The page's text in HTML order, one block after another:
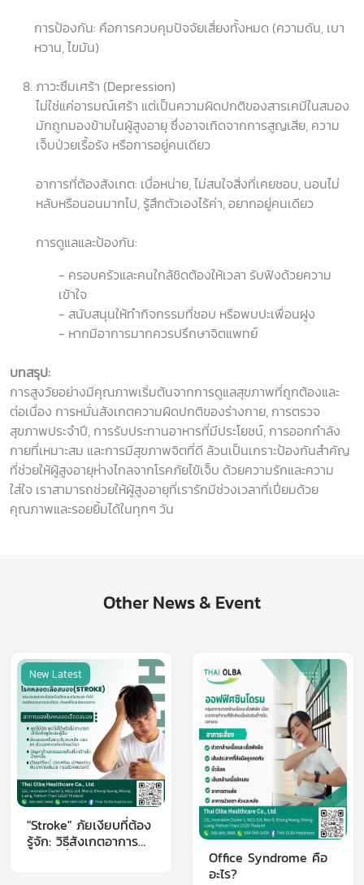
การป้องกัน: คือการควบคุมปัจจัยเสี่ยงทั้งหมด (ความดัน, เบา
หวาน, ไขมัน)
ภาวะซึมเศร้า (Depression)
ไม่ใช่แค่อารมณ์เศร้า แต่เป็นความผิดปกติของสารเคมีในสมอง
มักถูกมองข้ามในผู้สูงอายุ ซึ่งอาจเกิดจากการสูญเสีย, ความ
เจ็บป่วยเรื้อรัง หรือการอยู่คนเดียว
อาการที่ต้องสังเกต: เบื่อหน่าย, ไม่สนใจสิ่งที่เคยชอบ, นอนไม่
หลับหรือนอนมากไป, รู้สึกตัวเองไร้ค่า, อยากอยู่คนเดียว
การดูแลและป้องกัน:
- ครอบครัวและคนใกล้ชิดต้องให้เวลา รับฟังด้วยความ
เข้าใจ
- สนับสนุนให้ทำกิจกรรมที่ชอบ หรือพบปะเพื่อนฝูง
- หากมีอาการมากควรปรึกษาจิตแพทย์
บทสรุป:
การสูงวัยอย่างมีคุณภาพเริ่มต้นจากการดูแลสุขภาพที่ถูกต้องและ
ต่อเนื่อง การหมั่นสังเกตความผิดปกติของร่างกาย, การตรวจ
สุขภาพประจำปี, การรับประทานอาหารที่มีประโยชน์, การออกกำลัง
กายที่เหมาะสม และการมีสุขภาพจิตที่ดี ล้วนเป็นเกราะป้องกันสำคัญ
ที่ช่วยให้ผู้สูงอายุห่างไกลจากโรคภัยไข้เจ็บ ด้วยความรักและความ
ใส่ใจ เราสามารถช่วยให้ผู้สูงอายุที่เรารักมีช่วงเวลาที่เปี่ยมด้วย
คุณภาพและรอยยิ้มได้ในทุกๆ วัน
Other News & Event
New Latest
"Stroke" ภัยเงียบที่ต้อง
รู้จัก: วิธีสังเกตอาการ
Office Syndrome คือ
อะไร?